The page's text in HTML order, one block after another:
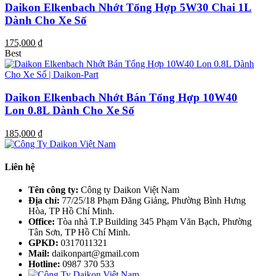
Daikon Elkenbach Nhớt Tổng Hợp 5W30 Chai 1L
Dành Cho Xe Số
175,000 ₫
Best
Daikon Elkenbach Nhớt Bán Tổng Hợp 10W40
Lon 0.8L Dành Cho Xe Số
185,000 ₫
Liên hệ
Tên công ty: Công ty Daikon Việt Nam
Địa chỉ: 77/25/18 Phạm Đăng Giảng, Phường Bình Hưng
Hòa, TP Hồ Chí Minh.
Office: Tòa nhà T.P Building 345 Phạm Văn Bạch, Phường
Tân Sơn, TP Hồ Chí Minh.
GPKD: 0317011321
Mail: daikonpart@gmail.com
Hotline: 0987 370 533